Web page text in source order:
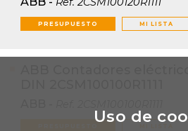
PRESUPUESTO MI LISTA
Uso de